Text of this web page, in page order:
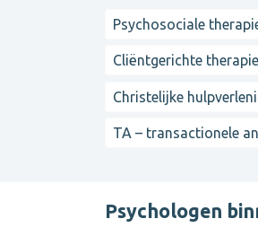
Psychosociale
Cliëntgerichte
Christelijke
TA – transactionele
Psychologen